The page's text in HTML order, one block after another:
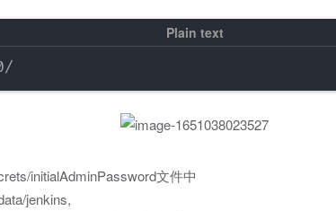
initialAdminPassword文件中
jenkins,